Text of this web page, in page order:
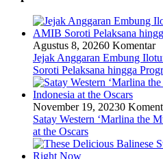
Agustus 8, 20260 Komentar
Jejak Anggaran Embung
Soroti Pelaksana hingga
November 19, 20230
Satay Western ‘Marlina the
at the Oscars